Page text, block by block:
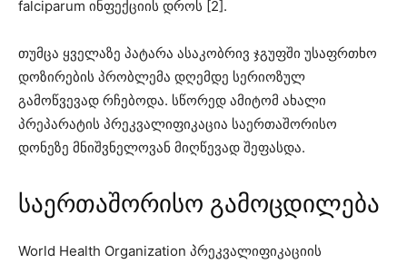
falciparum ინფექციის დროს [2].
თუმცა ყველაზე პატარა ასაკობრივ ჯგუფში უსაფრთხო
დოზირების პრობლემა დღემდე სერიოზულ
გამოწვევად რჩებოდა. სწორედ ამიტომ ახალი
პრეპარატის პრეკვალიფიკაცია საერთაშორისო
დონეზე მნიშვნელოვან მიღწევად შეფასდა.
საერთაშორისო გამოცდილება
World Health Organization პრეკვალიფიკაციის